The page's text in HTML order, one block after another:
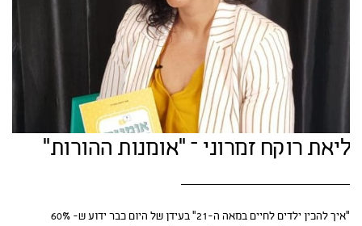
ליאת רוקח זמרוני – "אומנות ההורות"
"איך להכין ילדים לחיים במאה ה-21" בעידן של היום כבר ידוע ש- 60%